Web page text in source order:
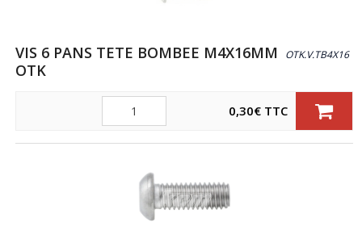
VIS 6 PANS TETE BOMBEE M4X16MM
OTK
OTK.V.TB4X16
Quantité 0,30€ TTC